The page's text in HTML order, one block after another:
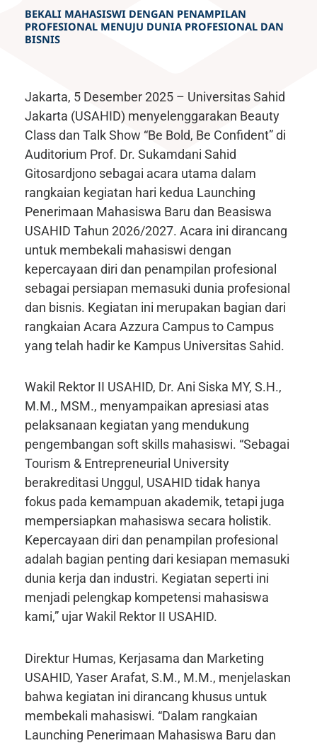
BEKALI MAHASISWI DENGAN PENAMPILAN
PROFESIONAL MENUJU DUNIA PROFESIONAL DAN
BISNIS
Jakarta, 5 Desember 2025 – Universitas Sahid
Jakarta (USAHID) menyelenggarakan Beauty
Class dan Talk Show “Be Bold, Be Confident” di
Auditorium Prof. Dr. Sukamdani Sahid
Gitosardjono sebagai acara utama dalam
rangkaian kegiatan hari kedua Launching
Penerimaan Mahasiswa Baru dan Beasiswa
USAHID Tahun 2026/2027. Acara ini dirancang
untuk membekali mahasiswi dengan
kepercayaan diri dan penampilan profesional
sebagai persiapan memasuki dunia profesional
dan bisnis. Kegiatan ini merupakan bagian dari
rangkaian Acara Azzura Campus to Campus
yang telah hadir ke Kampus Universitas Sahid.
Wakil Rektor II USAHID, Dr. Ani Siska MY, S.H.,
M.M., MSM., menyampaikan apresiasi atas
pelaksanaan kegiatan yang mendukung
pengembangan soft skills mahasiswi. “Sebagai
Tourism & Entrepreneurial University
berakreditasi Unggul, USAHID tidak hanya
fokus pada kemampuan akademik, tetapi juga
mempersiapkan mahasiswa secara holistik.
Kepercayaan diri dan penampilan profesional
adalah bagian penting dari kesiapan memasuki
dunia kerja dan industri. Kegiatan seperti ini
menjadi pelengkap kompetensi mahasiswa
kami,” ujar Wakil Rektor II USAHID.
Direktur Humas, Kerjasama dan Marketing
USAHID, Yaser Arafat, S.M., M.M., menjelaskan
bahwa kegiatan ini dirancang khusus untuk
membekali mahasiswi. “Dalam rangkaian
Launching Penerimaan Mahasiswa Baru dan